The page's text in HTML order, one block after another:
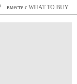
вместе с WHAT TO BUY